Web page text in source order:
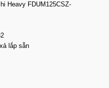
Heavy FDUM125CSZ-
lắp sẵn